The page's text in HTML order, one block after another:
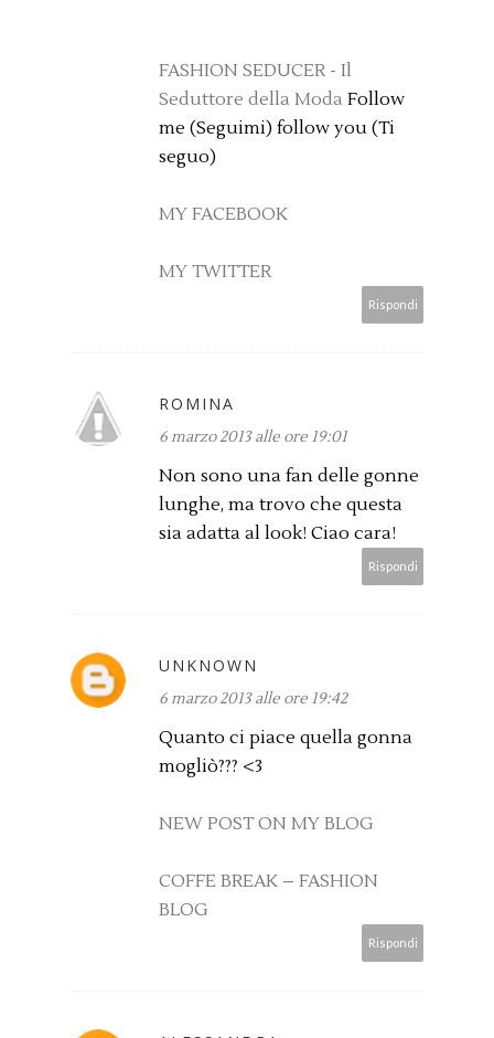
FASHION SEDUCER - Il
Seduttore della Moda Follow
me (Seguimi) follow you (Ti
seguo)
MY FACEBOOK
MY TWITTER
Rispondi
ROMINA
6 marzo 2013 alle ore 19:01
Non sono una fan delle gonne
lunghe, ma trovo che questa
sia adatta al look! Ciao cara!
Rispondi
UNKNOWN
6 marzo 2013 alle ore 19:42
Quanto ci piace quella gonna
mogliò??? <3
NEW POST ON MY BLOG
COFFE BREAK – FASHION
BLOG
Rispondi